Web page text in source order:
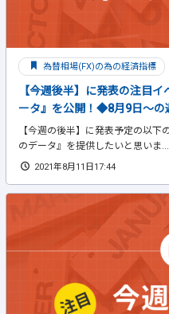
為替相場(FX)の為の経済指標
【今週後半】に発表の注目
ータ』を公開！◆8月9日～
【今週の後半】に発表予定の以
のデータ』を提供したいと思いま...
2021年8月11日17:44